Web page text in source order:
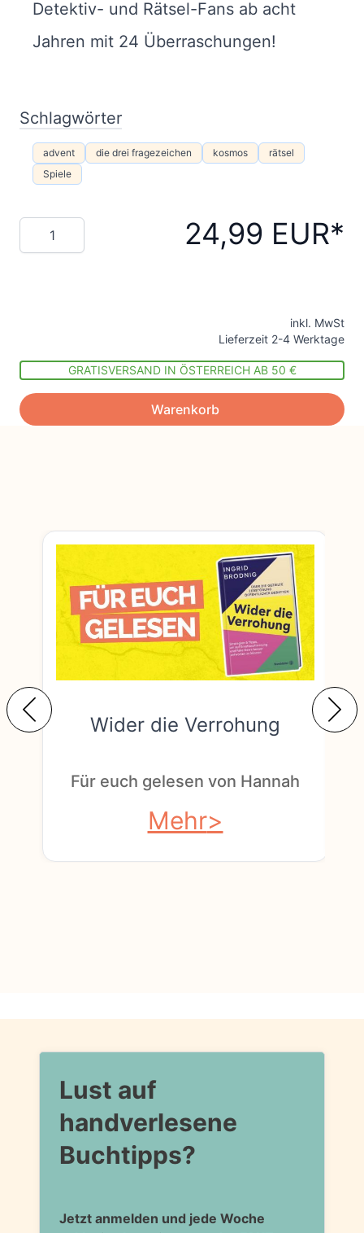
Detektiv- und Rätsel-Fans ab acht
Jahren mit 24 Überraschungen!
Schlagwörter
advent die drei fragezeichen kosmos
rätsel
Spiele
Menge 24,99 EUR
inkl. MwSt
Lieferzeit 2-4 Werktage
GRATISVERSAND IN ÖSTERREICH AB 50 €
Warenkorb
Wider die Verrohung
Für euch gelesen von Hannah
Mehr
Lust auf
handverlesene
Buchtipps?